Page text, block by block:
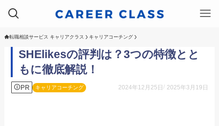
転職相談サービス キャリアクラス キャリアコーチング
SHElikesの評判は？3つの特徴とと
もに徹底解説！
PR キャリアコーチング 2024年12月25日 2025年3月19日